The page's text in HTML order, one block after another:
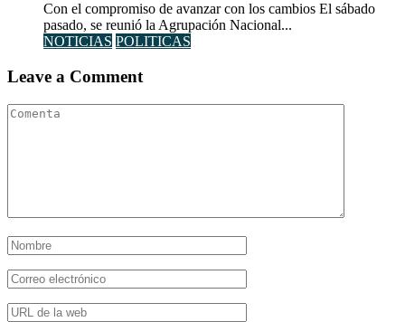
Con el compromiso de avanzar con los cambios El sábado
pasado, se reunió la Agrupación Nacional...
NOTICIAS POLITICAS
Leave a Comment